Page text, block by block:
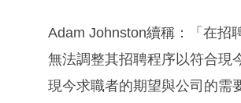
Adam Johnston續稱：「在招
無法調整其招聘程序以符合現
現今求職者的期望與公司的需